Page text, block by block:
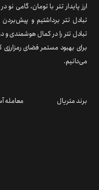
ارز پایدار تتر با تومان، گامی نو
تبادل تتر برداشتیم و پیش‌بردن
تبادل تتر را در کمال هوشمندی
برای بهبود مستمر فضای
می‌دانیم.
برند متریال معامله